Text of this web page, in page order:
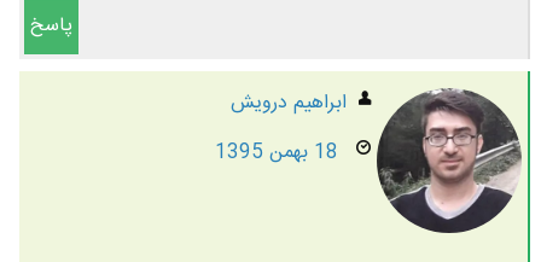
پاسخ
ابراهیم درویش
18 بهمن 1395